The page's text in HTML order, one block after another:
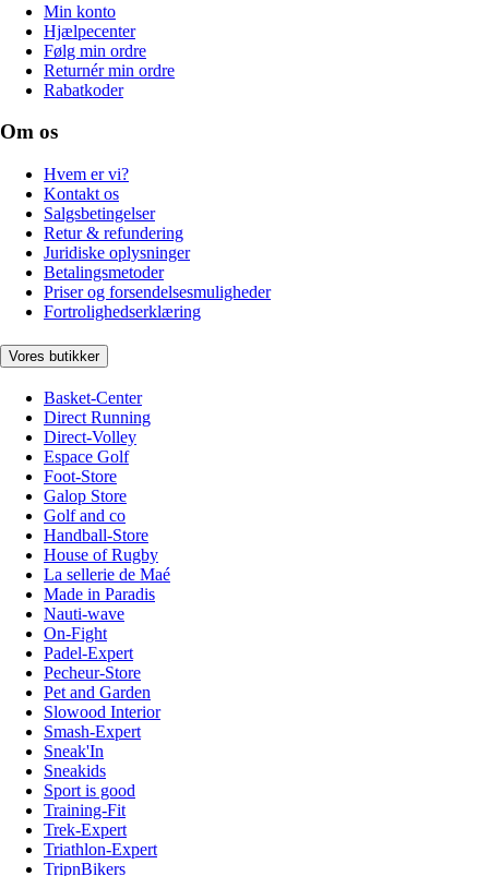
Min konto
Hjælpecenter
Følg min ordre
Returnér min ordre
Rabatkoder
Om os
Hvem er vi?
Kontakt os
Salgsbetingelser
Retur & refundering
Juridiske oplysninger
Betalingsmetoder
Priser og forsendelsesmuligheder
Fortrolighedserklæring
Vores butikker
Basket-Center
Direct Running
Direct-Volley
Espace Golf
Foot-Store
Galop Store
Golf and co
Handball-Store
House of Rugby
La sellerie de Maé
Made in Paradis
Nauti-wave
On-Fight
Padel-Expert
Pecheur-Store
Pet and Garden
Slowood Interior
Smash-Expert
Sneak'In
Sneakids
Sport is good
Training-Fit
Trek-Expert
Triathlon-Expert
TripnBikers